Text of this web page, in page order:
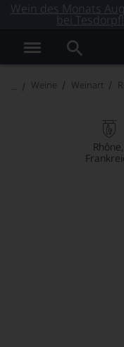
Wein des Monats
bei
Weine Weinart
Rhône